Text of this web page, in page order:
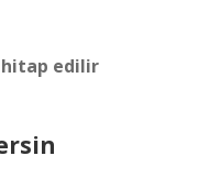
hitap edilir